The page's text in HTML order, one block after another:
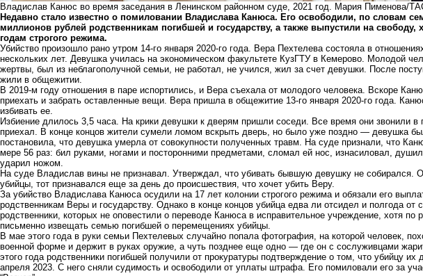
Владислав Канюс во время заседания в Ленинском районном суде, 2021 год. Мария Пименова/
Недавно стало известно о помиловании Владислава Канюса. Его освободили, по словам
миллионов рублей родственникам погибшей и государству, а также выпустили на свободу,
годам строгого режима.
Убийство произошло рано утром 14-го января 2020-го года. Вера Пехтелева состояла в
нескольких лет. Девушка училась на экономическом факультете КузГТУ в Кемерово. Молодой
жертвы, был из неблагополучной семьи, не работал, не учился, жил за счет девушки. После
жили в общежитии.
В 2019-м году отношения в паре испортились, и Вера съехала от молодого человека. Вскоре
приехать и забрать оставленные вещи. Вера пришла в общежитие 13-го января 2020-го года.
избивать ее.
Избиение длилось 3,5 часа. На крики девушки к дверям пришли соседи. Все время они звонили в
приехал. В конце концов жители сумели ломом вскрыть дверь, но было уже поздно — девушка
постановила, что девушка умерла от совокупности полученных травм. На суде признали, что
мере 56 раз: бил руками, ногами и посторонними предметами, сломал ей нос, изнасиловал,
ударил ножом.
На суде Владислав вины не признавал. Утверждал, что убивать бывшую девушку не собирался.
убийцы, тот признавался еще за день до происшествия, что хочет убить Веру.
За убийство Владислава Канюса осудили на 17 лет колонии строгого режима и обязали его
родственникам Веры и государству. Однако в конце концов убийца едва ли отсидел и полгода от
родственники, которых не оповестили о переводе Канюса в исправительное учреждение, хотя
письменно извещать семью погибшей о перемещениях убийцы.
В мае этого года в руки семьи Пехтелевых случайно попала фотография, на которой человек,
военной форме и держит в руках оружие, а чуть позднее еще одно — где он с сослуживцами
этого года родственники погибшей получили от прокуратуры подтверждение о том, что убийцу
апреля 2023. С него сняли судимость и освободили от уплаты штрафа. Его помиловали его за